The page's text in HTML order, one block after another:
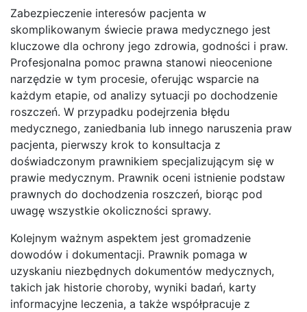
Zabezpieczenie interesów pacjenta w
skomplikowanym świecie prawa medycznego jest
kluczowe dla ochrony jego zdrowia, godności i praw.
Profesjonalna pomoc prawna stanowi nieocenione
narzędzie w tym procesie, oferując wsparcie na
każdym etapie, od analizy sytuacji po dochodzenie
roszczeń. W przypadku podejrzenia błędu
medycznego, zaniedbania lub innego naruszenia praw
pacjenta, pierwszy krok to konsultacja z
doświadczonym prawnikiem specjalizującym się w
prawie medycznym. Prawnik oceni istnienie podstaw
prawnych do dochodzenia roszczeń, biorąc pod
uwagę wszystkie okoliczności sprawy.
Kolejnym ważnym aspektem jest gromadzenie
dowodów i dokumentacji. Prawnik pomaga w
uzyskaniu niezbędnych dokumentów medycznych,
takich jak historie choroby, wyniki badań, karty
informacyjne leczenia, a także współpracuje z